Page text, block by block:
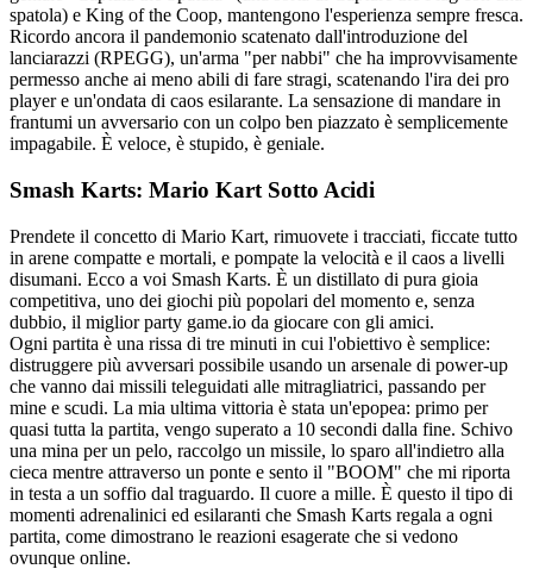
spatola) e King of the Coop, mantengono l'esperienza sempre fresca.
Ricordo ancora il pandemonio scatenato dall'introduzione del
lanciarazzi (RPEGG), un'arma "per nabbi" che ha improvvisamente
permesso anche ai meno abili di fare stragi, scatenando l'ira dei pro
player e un'ondata di caos esilarante. La sensazione di mandare in
frantumi un avversario con un colpo ben piazzato è semplicemente
impagabile. È veloce, è stupido, è geniale.
Smash Karts: Mario Kart Sotto Acidi
Prendete il concetto di Mario Kart, rimuovete i tracciati, ficcate tutto
in arene compatte e mortali, e pompate la velocità e il caos a livelli
disumani. Ecco a voi Smash Karts. È un distillato di pura gioia
competitiva, uno dei giochi più popolari del momento e, senza
dubbio, il miglior party game.io da giocare con gli amici.
Ogni partita è una rissa di tre minuti in cui l'obiettivo è semplice:
distruggere più avversari possibile usando un arsenale di power-up
che vanno dai missili teleguidati alle mitragliatrici, passando per
mine e scudi. La mia ultima vittoria è stata un'epopea: primo per
quasi tutta la partita, vengo superato a 10 secondi dalla fine. Schivo
una mina per un pelo, raccolgo un missile, lo sparo all'indietro alla
cieca mentre attraverso un ponte e sento il "BOOM" che mi riporta
in testa a un soffio dal traguardo. Il cuore a mille. È questo il tipo di
momenti adrenalinici ed esilaranti che Smash Karts regala a ogni
partita, come dimostrano le reazioni esagerate che si vedono
ovunque online.